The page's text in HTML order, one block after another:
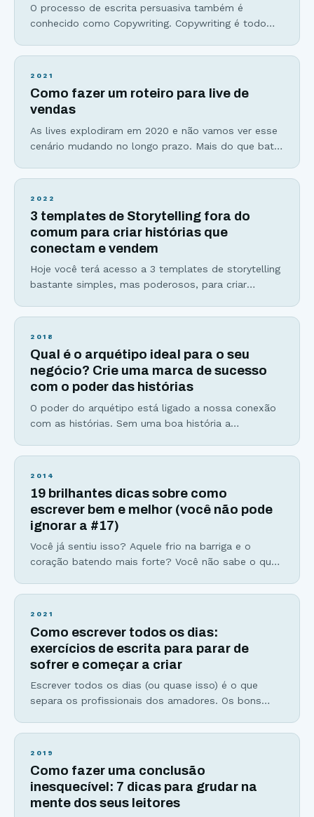
O processo de escrita persuasiva também é
conhecido como Copywriting. Copywriting é todo
específica, que pode ser desde o cadastro em uma
que eu vou escrever de
2021
Como fazer um roteiro para live de
vendas
As lives explodiram em 2020 e não vamos ver esse
cenário mudando no longo prazo. Mais do que bater
ferramentas de vendas, muito usadas em formatos
de uma câmera, ao
2022
3 templates de Storytelling fora do
comum para criar histórias que
conectam e vendem
Hoje você terá acesso a 3 templates de storytelling
bastante simples, mas poderosos, para criar
sua forma de escrever histórias para sempre.
sua audiência. E, apesar de serem a melhor
ferramenta de
2018
Qual é o arquétipo ideal para o seu
negócio? Crie uma marca de sucesso
com o poder das histórias
O poder do arquétipo está ligado a nossa conexão
com as histórias. Sem uma boa história a
informações que recebemos diariamente. Os seres
emocionalmente e que tragam um senso
2014
19 brilhantes dicas sobre como
escrever bem e melhor (você não pode
ignorar a #17)
Você já sentiu isso? Aquele frio na barriga e o
coração batendo mais forte? Você não sabe o que,
diferente. Não serão apenas palavras de mudanças,
sempre sonhou e desejou percorrer. Você sente
2021
Como escrever todos os dias:
exercícios de escrita para parar de
sofrer e começar a criar
Escrever todos os dias (ou quase isso) é o que
separa os profissionais dos amadores. Os bons
bem-sucedidos. Um exemplo de disciplina, trabalho
música. Seu pai era professor de música e
2019
Como fazer uma conclusão
inesquecível: 7 dicas para grudar na
mente dos seus leitores